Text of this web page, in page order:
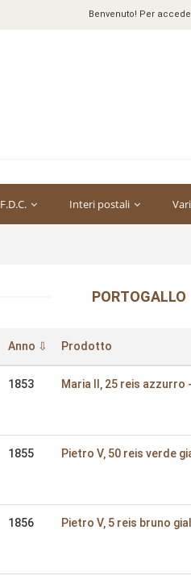
Benvenuto! Per
F.D.C. Interi postali
PORTOGALLO
Anno ⇩ Prodotto
1853 Maria II‚ 25 reis azzurro
1855 Pietro V‚ 50 reis verde
1856 Pietro V‚ 5 reis bruno